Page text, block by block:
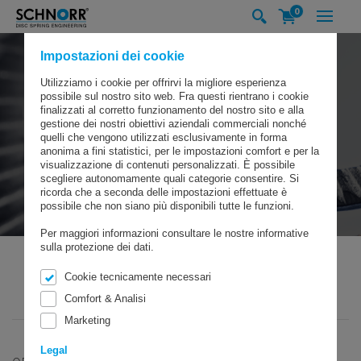
Impostazioni dei cookie
Utilizziamo i cookie per offrirvi la migliore esperienza
possibile sul nostro sito web. Fra questi rientrano i cookie
finalizzati al corretto funzionamento del nostro sito e alla
gestione dei nostri obiettivi aziendali commerciali nonché
quelli che vengono utilizzati esclusivamente in forma
anonima a fini statistici, per le impostazioni comfort e per la
visualizzazione di contenuti personalizzati. È possibile
scegliere autonomamente quali categorie consentire. Si
ricorda che a seconda delle impostazioni effettuate è
possibile che non siano più disponibili tutte le funzioni.
Per maggiori informazioni consultare le nostre informative
sulla protezione dei dati.
Cookie tecnicamente necessari
Comfort & Analisi
Marketing
Legal
0
RONDELLA DI SICUREZZA TIPO “UV”